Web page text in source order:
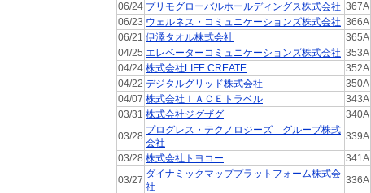
06/24 プリモグローバルホールディングス株式会社 367A
06/23 ウェルネス・コミュニケーションズ株式会社 366A
06/21 伊澤タオル株式会社 365A
04/25 エレベーターコミュニケーションズ株式会社 353A
04/24 株式会社LIFE CREATE 352A
04/22 デジタルグリッド株式会社 350A
04/07 株式会社ＩＡＣＥトラベル 343A
03/31 株式会社ジグザグ 340A
03/28
プログレス・テクノロジーズ グループ株式
会社
339A
03/28 株式会社トヨコー 341A
03/27
ダイナミックマッププラットフォーム株式会
社
336A